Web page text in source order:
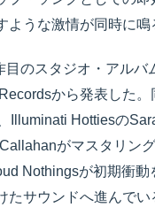
ような激情が同時に鳴
目のスタジオ・アルバ
から発表した。
Illuminati Hottiesの
がマスタリン
Nothingsが初期衝動
たサウンドへ進んでい